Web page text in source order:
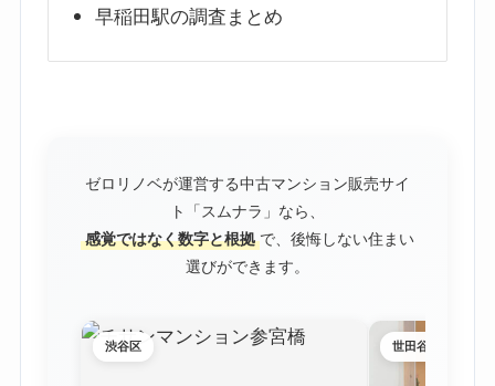
早稲田駅の調査まとめ
ゼロリノベが運営する中古マンション販売サイ
ト「スムナラ」なら、
感覚ではなく数字と根拠 で、後悔しない住まい
選びができます。
渋谷区 世田谷区